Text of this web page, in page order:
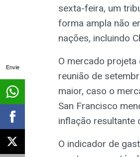
sexta-feira, um
forma ampla não
nações, incluindo
O mercado
reunião de
maior, caso o
San Francisco
inflação resultante
O indicador de
Envie